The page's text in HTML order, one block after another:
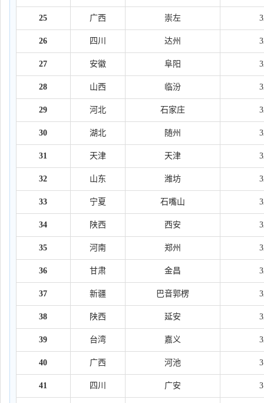
25 广西 崇左
26 四川 达州
27 安徽 阜阳
28 山西 临汾
29 河北 石家庄
30 湖北 随州
31 天津 天津
32 山东 潍坊
33 宁夏 石嘴山
34 陕西 西安
35 河南 郑州
36 甘肃 金昌
37 新疆 巴音郭楞
38 陕西 延安
39 台湾 嘉义
40 广西 河池
41 四川 广安